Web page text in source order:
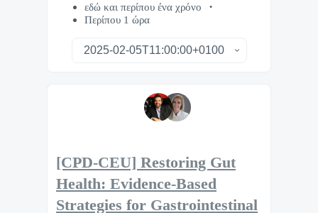
εδώ και περίπου ένα χρόνο
Περίπου 1 ώρα
[CPD-CEU] Restoring Gut
Health: Evidence-Based
Strategies for Gastrointestinal